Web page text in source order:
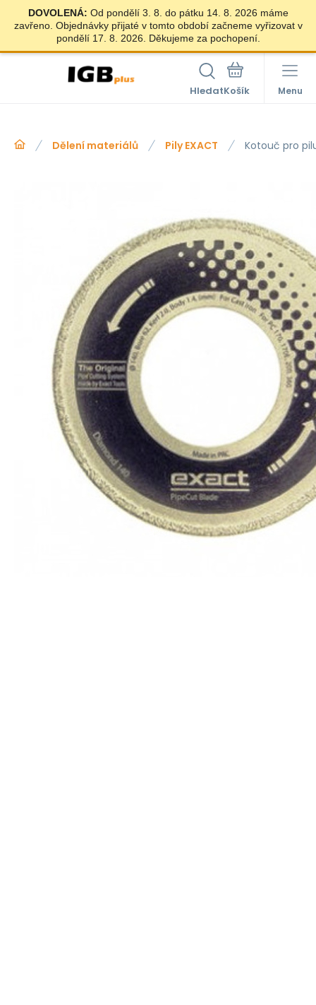
DOVOLENÁ: Od pondělí 3. 8. do pátku 14. 8. 2026 máme
zavřeno. Objednávky přijaté v tomto období začneme vyřizovat v
pondělí 17. 8. 2026. Děkujeme za pochopení.
Hledat Menu
Dělení materiálů Pily EXACT Kotouč pro